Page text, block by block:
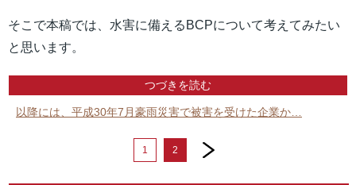
そこで本稿では、水害に備えるBCPについて考えてみたい
と思います。
つづきを読む
以降には、平成30年7月豪雨災害で被害を受けた企業か…
1 2
next